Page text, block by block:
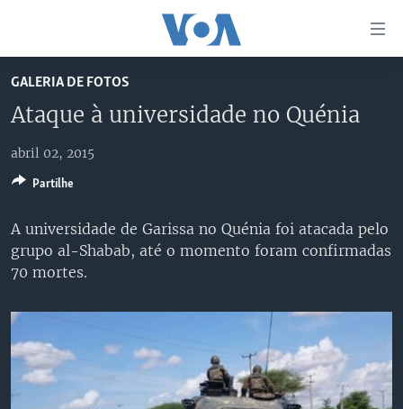
Acesso
para
principal
Navegação
principal
Pesquisa
ANGOLA
MOÇAMBIQUE
ESTADOS UNIDOS
GUINÉ-BISSAU
ÁFRICA E MUNDO
DESPORTO
AFRICA AGORA
SAÚDE EM FOCO
VÍDEO
VÍDEOS
VOA60 ÁFRICA
PASSADEIRA VERMELHA
ÁUDIO
ENTRETENIMENTO
GALERIA DE FOTOS
Ataque à universidade no Quénia
abril 02, 2015
A universidade de Garissa no Quénia foi atacada pelo
grupo al-Shabab, até o momento foram confirmadas
70 mortes.
Partilhe